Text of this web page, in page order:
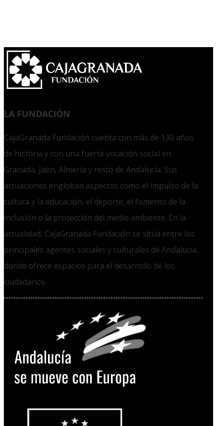
LA FUNDACIÓN
CajaGranada Fundación cuenta con más de 130 años
de historia y con una fuerte vocación social en
Granada, Jaén, Almería y resto de Andalucía. Sus
actuaciones engloban aspectos como el impulso de la
cultura y la educación, el deporte, el fomento de la
inclusión o la protección del medio ambiente. En la
actualidad, CajaGranada Fundación se sitúa entre los
principales agentes sociales y culturales de Andalucía,
donde ofrece espacios para el desarrollo de los
ciudadanos.